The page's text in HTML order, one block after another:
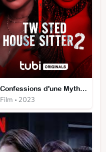
Confessions d'une Mythomane 2
Film • 2023